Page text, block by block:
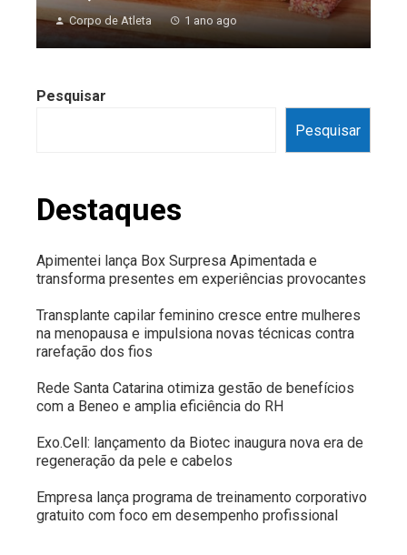
Corpo de Atleta 1 ano ago
Pesquisar
Pesquisar
Destaques
Apimentei lança Box Surpresa Apimentada e
transforma presentes em experiências provocantes
Transplante capilar feminino cresce entre mulheres
na menopausa e impulsiona novas técnicas contra
rarefação dos fios
Rede Santa Catarina otimiza gestão de benefícios
com a Beneo e amplia eficiência do RH
Exo.Cell: lançamento da Biotec inaugura nova era de
regeneração da pele e cabelos
Empresa lança programa de treinamento corporativo
gratuito com foco em desempenho profissional